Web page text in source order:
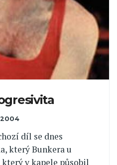
2004
díl se dnes
který Bunkera u
v kapele působil